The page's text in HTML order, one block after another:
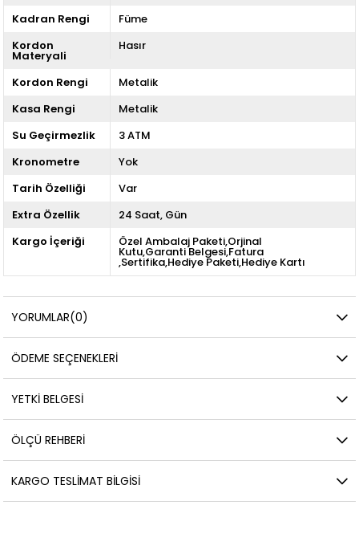
Kadran Rengi
Füme
Kordon
Materyali
Hasır
Kordon Rengi
Metalik
Kasa Rengi
Metalik
Su Geçirmezlik
3 ATM
Kronometre
Yok
Tarih Özelliği
Var
Extra Özellik
24 Saat Gün
Kargo İçeriği
Özel Ambalaj Paketi,Orjinal
Kutu,Garanti Belgesi,Fatura
,Sertifika,Hediye Paketi,Hediye Kartı
YORUMLAR(0)
ÖDEME SEÇENEKLERI
YETKİ BELGESİ
ÖLÇÜ REHBERI
KARGO TESLIMAT BILGISI